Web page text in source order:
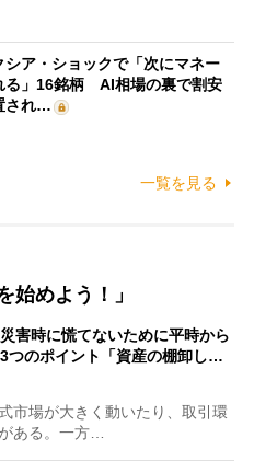
シア・ショックで「次にマネー
る」16銘柄 AI相場の裏で割安
され…
一覧を見る
始めよう！」
災害時に慌てないために平時から
つのポイント「資産の棚卸し…
市場が大きく動いたり、取引環
ある。一方…